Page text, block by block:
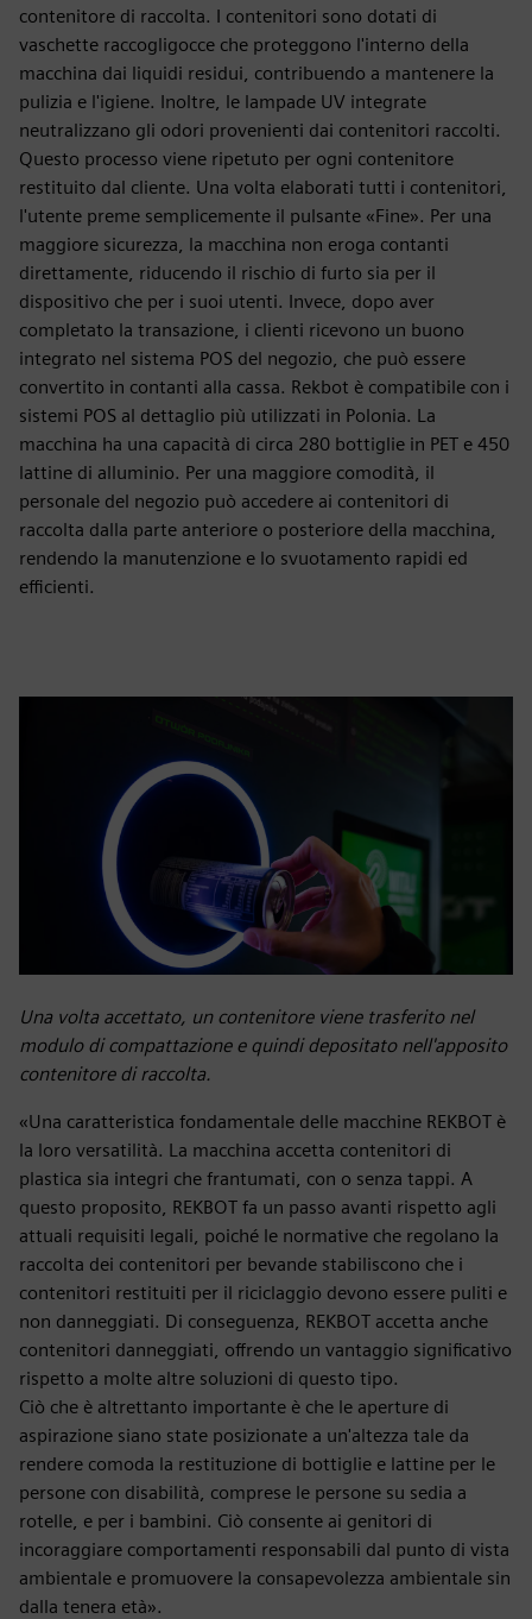
contenitore di raccolta. I contenitori sono dotati di
vaschette raccogligocce che proteggono l'interno della
macchina dai liquidi residui, contribuendo a mantenere la
pulizia e l'igiene. Inoltre, le lampade UV integrate
neutralizzano gli odori provenienti dai contenitori raccolti.
Questo processo viene ripetuto per ogni contenitore
restituito dal cliente. Una volta elaborati tutti i contenitori,
l'utente preme semplicemente il pulsante «Fine». Per una
maggiore sicurezza, la macchina non eroga contanti
direttamente, riducendo il rischio di furto sia per il
dispositivo che per i suoi utenti. Invece, dopo aver
completato la transazione, i clienti ricevono un buono
integrato nel sistema POS del negozio, che può essere
convertito in contanti alla cassa. Rekbot è compatibile con i
sistemi POS al dettaglio più utilizzati in Polonia. La
macchina ha una capacità di circa 280 bottiglie in PET e 450
lattine di alluminio. Per una maggiore comodità, il
personale del negozio può accedere ai contenitori di
raccolta dalla parte anteriore o posteriore della macchina,
rendendo la manutenzione e lo svuotamento rapidi ed
efficienti.
Una volta accettato, un contenitore viene trasferito nel
modulo di compattazione e quindi depositato nell'apposito
contenitore di raccolta.
«Una caratteristica fondamentale delle macchine REKBOT è
la loro versatilità. La macchina accetta contenitori di
plastica sia integri che frantumati, con o senza tappi. A
questo proposito, REKBOT fa un passo avanti rispetto agli
attuali requisiti legali, poiché le normative che regolano la
raccolta dei contenitori per bevande stabiliscono che i
contenitori restituiti per il riciclaggio devono essere puliti e
non danneggiati. Di conseguenza, REKBOT accetta anche
contenitori danneggiati, offrendo un vantaggio significativo
rispetto a molte altre soluzioni di questo tipo.
Ciò che è altrettanto importante è che le aperture di
aspirazione siano state posizionate a un'altezza tale da
rendere comoda la restituzione di bottiglie e lattine per le
persone con disabilità, comprese le persone su sedia a
rotelle, e per i bambini. Ciò consente ai genitori di
incoraggiare comportamenti responsabili dal punto di vista
ambientale e promuovere la consapevolezza ambientale sin
dalla tenera età».